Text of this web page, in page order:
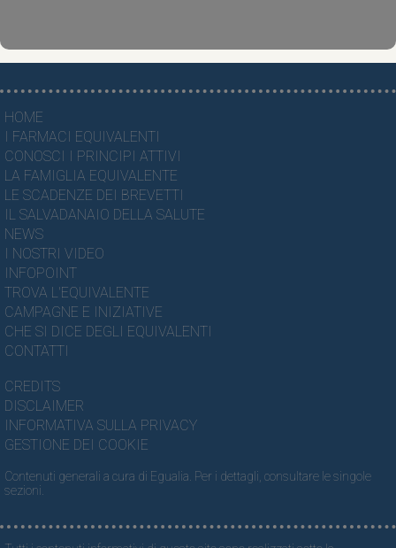
HOME
I FARMACI EQUIVALENTI
CONOSCI I PRINCIPI ATTIVI
LA FAMIGLIA EQUIVALENTE
LE SCADENZE DEI BREVETTI
IL SALVADANAIO DELLA SALUTE
NEWS
I NOSTRI VIDEO
INFOPOINT
TROVA L'EQUIVALENTE
CAMPAGNE E INIZIATIVE
CHE SI DICE DEGLI EQUIVALENTI
CONTATTI
CREDITS
DISCLAIMER
INFORMATIVA SULLA PRIVACY
GESTIONE DEI COOKIE
Contenuti generali a cura di Egualia. Per i dettagli, consultare le singole
sezioni.